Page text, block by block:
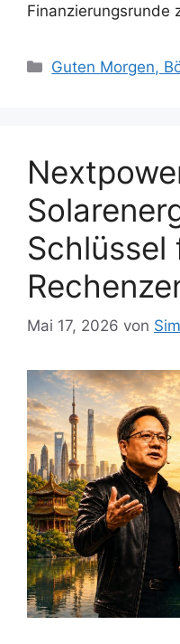
Finanzierungsrunde
Kategorien
Guten Morgen,
Schlüssel
Mai 17, 2026 von